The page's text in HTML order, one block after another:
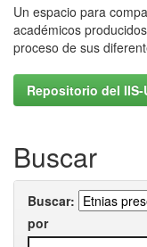
Un espacio para
académicos
proceso de sus
Repositorio del IIS-
Buscar
Buscar:
por